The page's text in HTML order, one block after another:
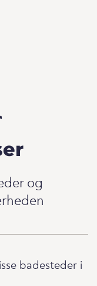
og
badesteder i